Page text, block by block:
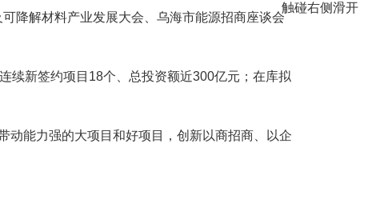
触碰右侧滑开
降解材料产业发展大会、乌海市能源招商座谈会
续新签约项目18个、总投资额近300亿元；在库拟
动能力强的大项目和好项目，创新以商招商、以企